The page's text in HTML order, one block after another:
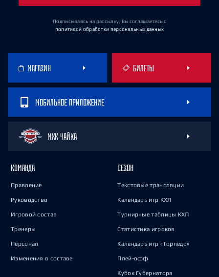
Подписываясь на рассылку, Вы соглашаетесь с
политикой обработки персональных данных
МАГАЗИН БИЛЕТЫ
МОБИЛЬНОЕ ПРИЛОЖЕНИЕ
МХК ЧАЙКА
КОМАНДА
Правление
Руководство
Игровой состав
Тренеры
Персонал
Изменения в составе
СЕЗОН
Текстовые трансляции
Календарь игр КХЛ
Турнирные таблицы КХЛ
Статистика игроков
Календарь игр «Торпедо»
Плей-офф
Кубок Губернатора